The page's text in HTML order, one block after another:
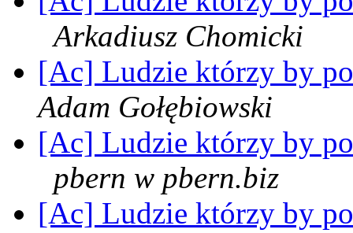
Arkadiusz Chomicki
[Ac] Ludzie którzy by
Adam Gołębiowski
[Ac] Ludzie którzy by
pbern w pbern.biz
[Ac] Ludzie którzy by